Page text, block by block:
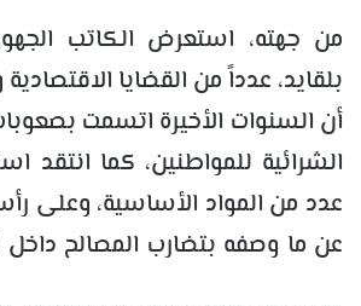
من جهته، استعرض الكاتب
بلقايد، عدداً من القضايا الاقتصادية
أن السنوات الأخيرة اتسمت
الشرائية للمواطنين، كما انتقد
عدد من المواد الأساسية، وعلى
عن ما وصفه بتضارب المصالح داخل